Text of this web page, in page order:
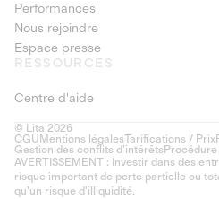
Performances
Nous rejoindre
Espace presse
RESSOURCES
Centre d'aide
© Lita 2026
CGU Mentions légalesTarifications / Prix
Gestion des conflits d’intérêts
AVERTISSEMENT : Investir dans des
risque important de perte partielle ou
qu'un risque d'illiquidité.